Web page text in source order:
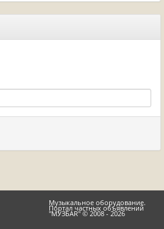
Музыкальное оборудование.
Портал частных объявлений
"МУЗБАR" © 2008 - 2026